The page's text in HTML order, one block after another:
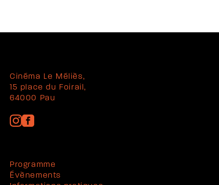
Cinéma Le Méliès,
15 place du Foirail,
64000 Pau
Programme
Évènements